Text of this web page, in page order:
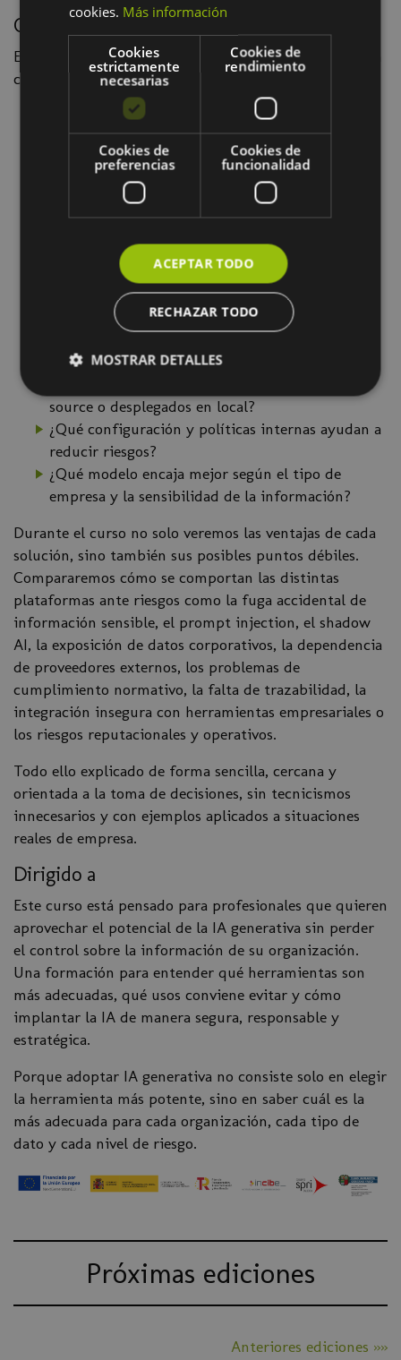
Objetivo
El objetivo es que los asistentes puedan responder con
criterio a preguntas como:
¿Puedo introducir información interna de mi
empresa en estas herramientas?
¿Los prompts, documentos o conversaciones
pueden utilizarse para entrenar modelos?
¿Qué diferencias hay entre versiones gratuitas,
¿Qué plataformas ofrecen mayor privacidad y
control corporativo?
¿Dónde se almacenan los datos y qué
implicaciones puede tener?
correo, documentos o sistemas internos?
source o desplegados en local?
¿Qué configuración y políticas internas ayudan a
reducir riesgos?
¿Qué modelo encaja mejor según el tipo de
empresa y la sensibilidad de la información?
Durante el curso no solo veremos las ventajas de cada
solución, sino también sus posibles puntos débiles.
Compararemos cómo se comportan las distintas
plataformas ante riesgos como la fuga accidental de
información sensible, el prompt injection, el shadow
AI, la exposición de datos corporativos, la dependencia
de proveedores externos, los problemas de
cumplimiento normativo, la falta de trazabilidad, la
integración insegura con herramientas empresariales o
los riesgos reputacionales y operativos.
Todo ello explicado de forma sencilla, cercana y
orientada a la toma de decisiones, sin tecnicismos
innecesarios y con ejemplos aplicados a situaciones
reales de empresa.
Dirigido a
Este curso está pensado para profesionales que quieren
aprovechar el potencial de la IA generativa sin perder
el control sobre la información de su organización.
Una formación para entender qué herramientas son
más adecuadas, qué usos conviene evitar y cómo
implantar la IA de manera segura, responsable y
estratégica.
Porque adoptar IA generativa no consiste solo en elegir
la herramienta más potente, sino en saber cuál es la
más adecuada para cada organización, cada tipo de
dato y cada nivel de riesgo.
Próximas ediciones
Anteriores ediciones »»
cookies. Más información
Cookies
estrictamente
necesarias
Cookies de
rendimiento
Cookies de
preferencias
Cookies de
funcionalidad
ACEPTAR TODO
RECHAZAR TODO
MOSTRAR DETALLES